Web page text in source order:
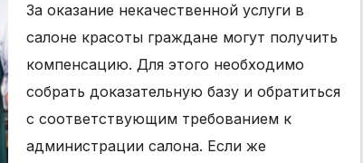
За оказание некачественной услуги в
салоне красоты граждане могут получить
компенсацию. Для этого необходимо
собрать доказательную базу и обратиться
с соответствующим требованием к
администрации салона. Если же